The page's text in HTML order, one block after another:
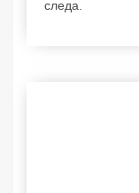
следа.